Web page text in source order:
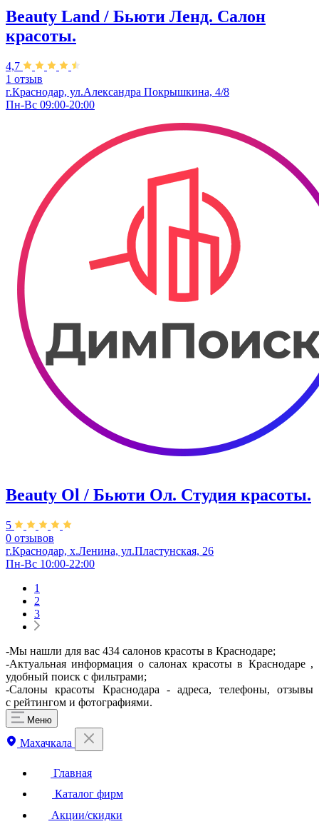
Beauty Land / Бьюти Ленд. Салон
красоты.
4,7
1 отзыв
г.Краснодар, ул.Александра Покрышкина, 4/8
Пн-Вс 09:00-20:00
Beauty Ol / Бьюти Ол. Студия красоты.
5
0 отзывов
г.Краснодар, х.Ленина, ул.Пластунская, 26
Пн-Вс 10:00-22:00
1
2
3
-Мы нашли для вас 434 салонов красоты в Краснодаре;
-Актуальная информация о салонах красоты в Краснодаре ,
удобный поиск с фильтрами;
-Салоны красоты Краснодара - адреса, телефоны, отзывы
с рейтингом и фотографиями.
Меню
Махачкала
Главная
Каталог фирм
Акции/скидки